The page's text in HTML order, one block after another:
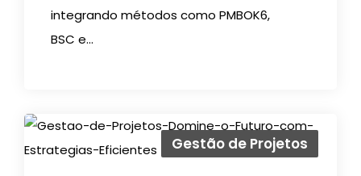
integrando métodos como PMBOK6,
BSC e...
Gestão de Projetos